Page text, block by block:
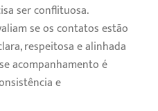
ser conflituosa.
se os contatos estão
respeitosa e alinhada
acompanhamento é
e